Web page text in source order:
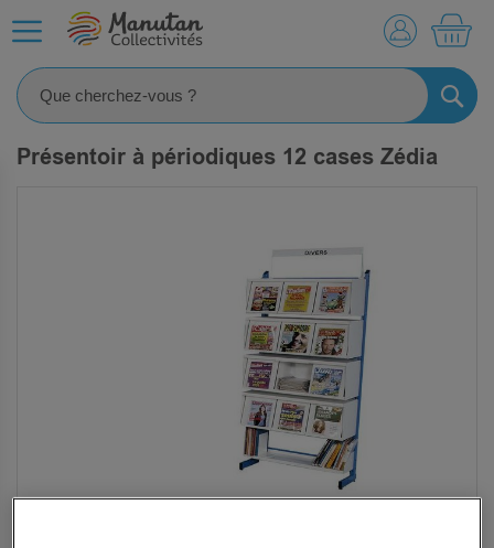
Présentoir à périodiques 12 cases Zédia